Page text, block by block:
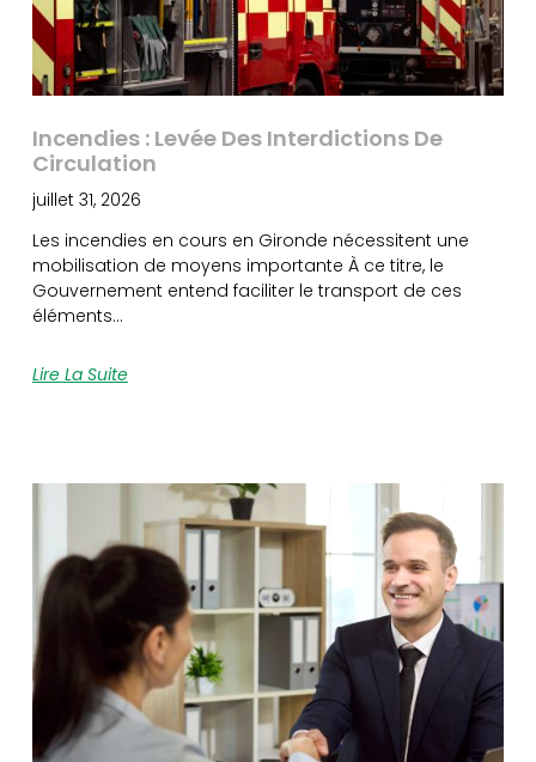
Incendies : Levée Des Interdictions De
Circulation
juillet 31, 2026
Les incendies en cours en Gironde nécessitent une
mobilisation de moyens importante À ce titre, le
Gouvernement entend faciliter le transport de ces
éléments…
Lire La Suite